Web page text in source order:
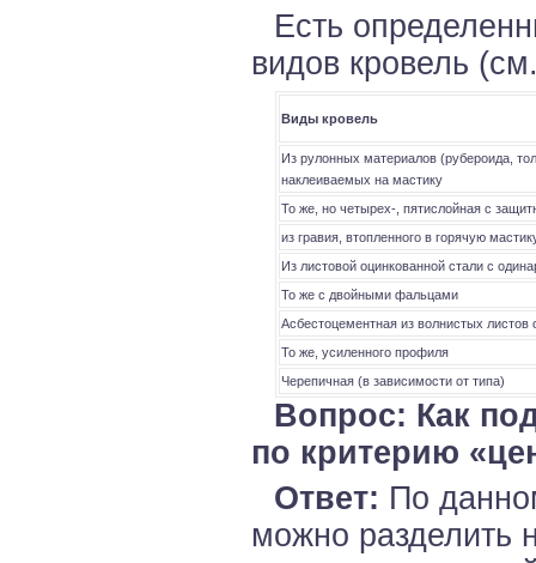
Есть
видов кровель
Виды кровель
Из рулонных материалов (рубероида,
наклеиваемых на мастику
То же, но четырех-, пятислойная с
из гравия, втопленного в горячую
Из листовой оцинкованной стали с
То же с двойными фальцами
Асбестоцементная из волнистых листов
То же, усиленного профиля
Черепичная (в зависимости от типа)
Вопрос: Как
по критерию
Ответ: По
можно разделить